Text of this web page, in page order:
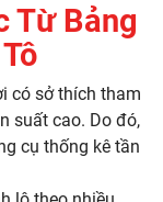
Từ Bảng
có sở thích tham
suất cao. Do đó,
cụ thống kê tần